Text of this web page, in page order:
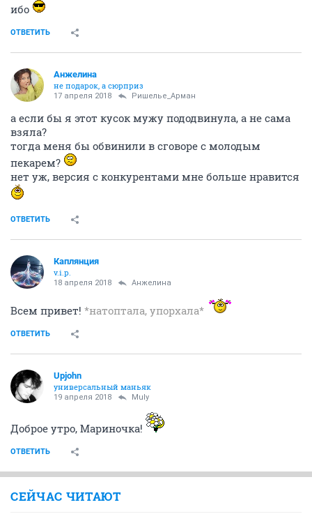
ибо
ОТВЕТИТЬ
Aнжелина
не подарок, а сюрприз
17 апреля 2018 Ришелье_Арман
а если бы я этот кусок мужу пододвинула, а не сама
взяла?
тогда меня бы обвинили в сговоре с молодым
пекарем?
нет уж, версия с конкурентами мне больше нравится
ОТВЕТИТЬ
Каплянция
v.i.p.
18 апреля 2018 Aнжелина
Всем привет! *натоптала, упорхала*
ОТВЕТИТЬ
Upjohn
универсальный маньяк
19 апреля 2018 Muly
Доброе утро, Мариночка!
ОТВЕТИТЬ
СЕЙЧАС ЧИТАЮТ